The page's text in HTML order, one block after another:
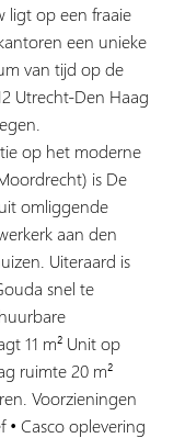
ligt op een fraaie
een unieke
van tijd op de
Utrecht-Den Haag
op het moderne
is De
omliggende
aan den
Uiteraard is
snel te
11 m² Unit op
ruimte 20 m²
Voorzieningen
Casco oplevering